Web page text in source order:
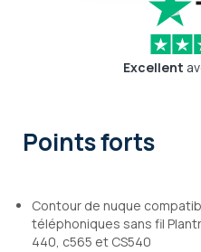
Excellent
Points forts
Contour de nuque
téléphoniques sans fil
440, c565 et CS540